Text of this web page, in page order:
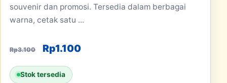
souvenir dan promosi. Tersedia dalam berbagai
warna, cetak satu ...
Rp3.100 Harga aslinya adalah: Rp3.100.
Rp1.100Harga saat ini adalah: Rp1.100.
Stok tersedia